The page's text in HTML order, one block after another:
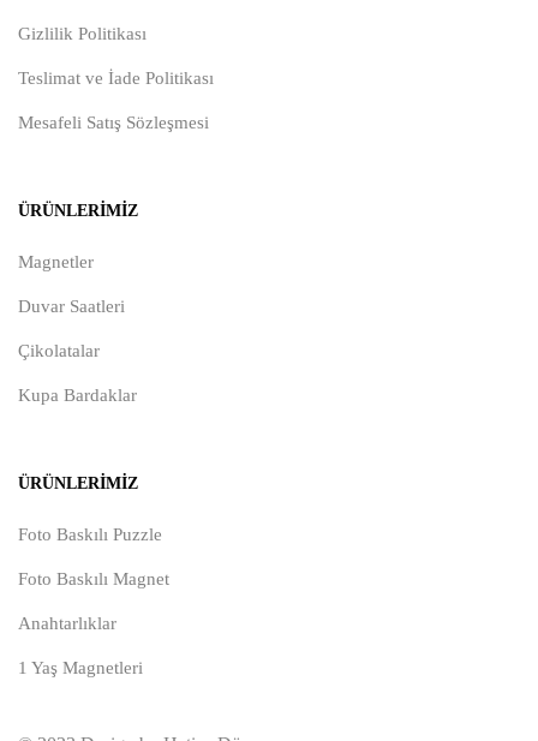
Gizlilik Politikası
Teslimat ve İade Politikası
Mesafeli Satış Sözleşmesi
ÜRÜNLERIMIZ
Magnetler
Duvar Saatleri
Çikolatalar
Kupa Bardaklar
ÜRÜNLERIMIZ
Foto Baskılı Puzzle
Foto Baskılı Magnet
Anahtarlıklar
1 Yaş Magnetleri